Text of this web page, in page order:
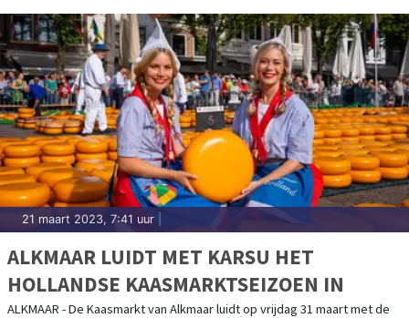
21 maart 2023, 7:41 uur
ALKMAAR LUIDT MET KARSU HET
HOLLANDSE KAASMARKTSEIZOEN IN
ALKMAAR - De Kaasmarkt van Alkmaar luidt op vrijdag 31 maart met de